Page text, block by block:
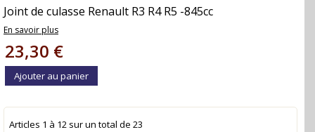
Joint de culasse Renault R3 R4 R5 -845cc
En savoir plus
23,30 €
Ajouter au panier
Articles 1 à 12 sur un total de 23